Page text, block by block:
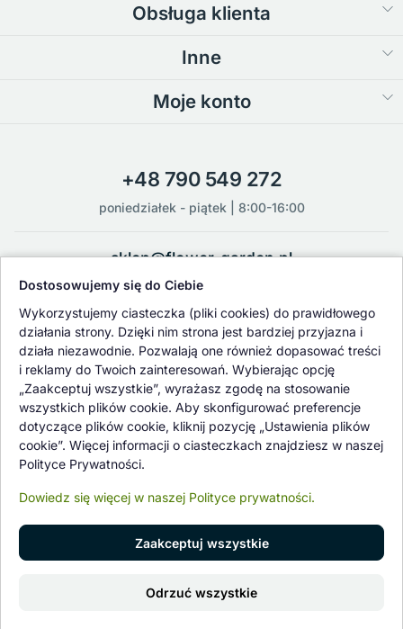
Obsługa klienta
Inne
Moje konto
+48 790 549 272
poniedziałek - piątek | 8:00-16:00
sklep@flower-garden.pl
Oferowane przez nas rośliny i nasiona podlegają regularnej ścisłej
kontroli jakości oraz kontroli zdrowotnej przeprowadzanej przez
wykwalifikowane osoby z Państwowej Inspekcji Ochrony Roślin i
Nasiennictwa.
© 1997 - 2026 flower-garden.pl | Wszelkie prawa zastrzeżone.
Dostosowujemy się do Ciebie
Wykorzystujemy ciasteczka (pliki cookies) do prawidłowego
działania strony. Dzięki nim strona jest bardziej przyjazna i
działa niezawodnie. Pozwalają one również dopasować treści
i reklamy do Twoich zainteresowań. Wybierając opcję
„Zaakceptuj wszystkie”, wyrażasz zgodę na stosowanie
wszystkich plików cookie. Aby skonfigurować preferencje
dotyczące plików cookie, kliknij pozycję „Ustawienia plików
cookie”. Więcej informacji o ciasteczkach znajdziesz w naszej
Polityce Prywatności.
Dowiedz się więcej w naszej Polityce prywatności.
Zaakceptuj wszystkie
Odrzuć wszystkie